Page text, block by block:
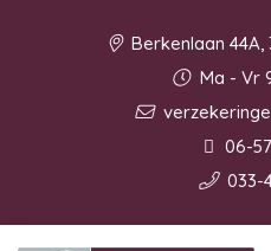
Berkenlaan 44A,
Ma - Vr
06-
033-